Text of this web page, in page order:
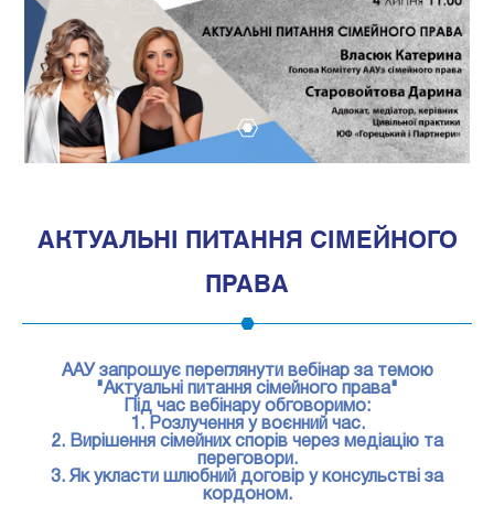
АКТУАЛЬНІ ПИТАННЯ СІМЕЙНОГО
ПРАВА
ААУ запрошує переглянути вебінар за темою
"Актуальні питання сімейного права"
Під час вебінару обговоримо:
1. Розлучення у воєнний час.
2. Вирішення сімейних спорів через медіацію та
переговори.
3. Як укласти шлюбний договір у консульстві за
кордоном.